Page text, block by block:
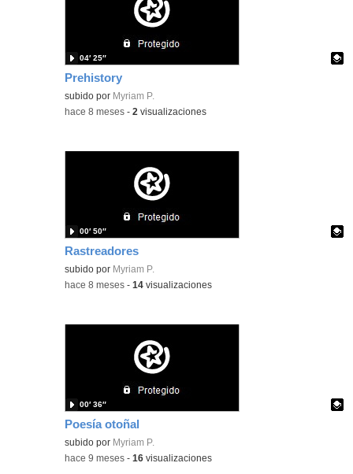
Prehistory
Contenido educativo.
subido por Myriam P.
04′ 25″
-hace 8 meses -2 visualizaciones
Rastreadores
Contenido educativo.
subido por Myriam P.
00′ 50″
-hace 8 meses -14 visualizaciones
Poesía otoñal
Contenido educativo.
subido por Myriam P.
00′ 36″
-hace 9 meses -16 visualizaciones